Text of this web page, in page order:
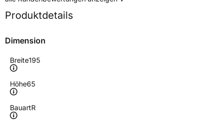
Produktdetails
Dimension
Breite195
Höhe65
BauartR